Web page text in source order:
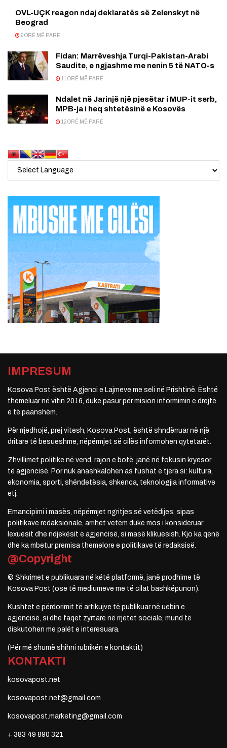
OVL-UÇK reagon ndaj deklaratës së Zelenskyt në
Beograd
9 ORË MË PARË
Fidan: Marrëveshja Turqi-Pakistan-Arabi
Saudite, e ngjashme me nenin 5 të NATO-s
11 ORË MË PARË
Ndalet në Jarinjë një pjesëtar i MUP-it serb,
MPB-ja i heq shtetësinë e Kosovës
12 ORË MË PARË
IMPRESUM
Kosova Post është Agjenci e Lajmeve me seli në Prishtinë. Është
themeluar në vitin 2016, duke pasur për mision informimin e drejtë
e të paanshëm.
Për rrjedhojë, prej vitesh, Kosova Post, është shndërruar në një
dritare të besueshme, nëpërmjet së cilës informohen qytetarët.
Zhvillimet politike në vend, rajon e botë, janë në fokusin kryesor
të agjencisë. Por nuk anashkalohen as fushat e tjera si: kultura,
ekonomia, sporti, shëndetësia, shkenca, teknologjia informative
etj.
Emancipimi i masës, nëpërmjet ngritjes së vetëdijes, sipas
politikave redaksionale, arrihet vetëm duke mos i konsideruar
lexuesit dhe ndjekësit e agjencisë, si masë klikuesish. Kjo ka qenë
dhe ka mbetur premisa themelore e politikave të redaksisë.
@Copyright
© Shkrimet e publikuara në këtë platformë, janë prodhime të
Kosova Post (ose të mediumeve me të cilat bashkëpunon).
Kushtet e përdorimit të artikujve të publikuar në uebin e
agjencisë, si dhe faqet zyrtare në rrjetet sociale, mund të
diskutohen me palët e interesuara.
(Për më shumë shihni rubrikën e kontaktit)
KONTAKTI
kosovapost.net
kosovapost.net@gmail.com
kosovapost.marketing@gmail.com
+ 383 49 890 321